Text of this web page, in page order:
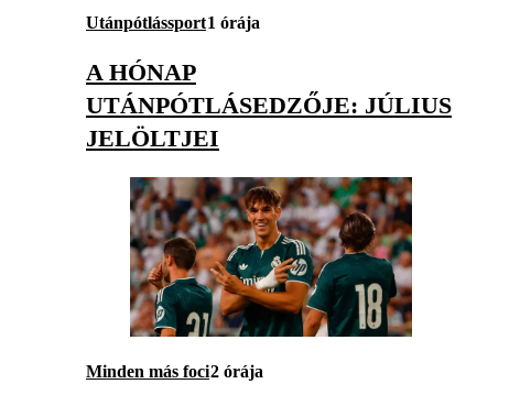
Utánpótlássport1 órája
A HÓNAP
UTÁNPÓTLÁSEDZŐJE: JÚLIUS
JELÖLTJEI
Minden más foci2 órája